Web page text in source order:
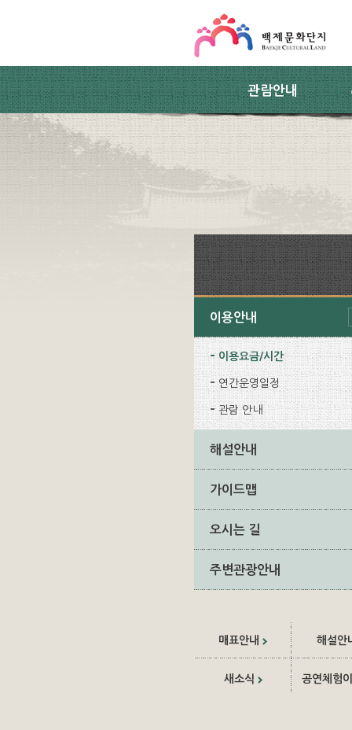
관람안내
이용안내
이용요금/시간
연간운영일정
관람 안내
해설안내
가이드맵
오시는 길
주변관광안내
매표안내 해설안
새소식 공연체험